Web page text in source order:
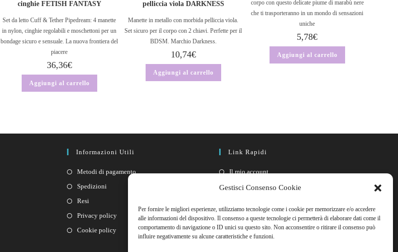
Gestisci Consenso Cookie
Per fornire le migliori esperienze, utilizziamo tecnologie come i cookie per memorizzare e/o accedere
alle informazioni del dispositivo. Il consenso a queste tecnologie ci permetterà di elaborare dati come il
comportamento di navigazione o ID unici su questo sito. Non acconsentire o ritirare il consenso può
influire negativamente su alcune caratteristiche e funzioni.
cinghie FETISH FANTASY
Set da letto Cuff & Tether Pipedream: 4 manette
in nylon, cinghie regolabili e moschettoni per un
bondage sicuro e sensuale. La nuova frontiera del
piacere
36,36€
Aggiungi al carrello
pelliccia viola DARKNESS
Manette in metallo con morbida pelliccia viola.
Set sicuro per il corpo con 2 chiavi. Perfette per il
BDSM. Marchio Darkness.
10,74€
Aggiungi al carrello
corpo con questo delicate piume di marabù nere
che ti trasporteranno in un mondo di sensazioni
uniche
5,78€
Aggiungi al carrello
Informazioni Utili
Metodi di pagamento
Spedizioni
Resi
Privacy policy
Cookie policy
Link Rapidi
Il mio account
FAQ